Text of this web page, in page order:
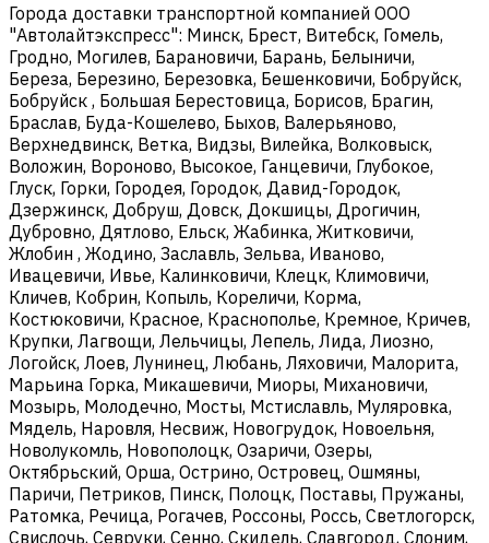
Города доставки транспортной компанией ООО
"Автолайтэкспресс": Минск, Брест, Витебск, Гомель,
Гродно, Могилев, Барановичи, Барань, Белыничи,
Береза, Березино, Березовка, Бешенковичи, Бобруйск,
Бобруйск , Большая Берестовица, Борисов, Брагин,
Браслав, Буда-Кошелево, Быхов, Валерьяново,
Верхнедвинск, Ветка, Видзы, Вилейка, Волковыск,
Воложин, Вороново, Высокое, Ганцевичи, Глубокое,
Глуск, Горки, Городея, Городок, Давид-Городок,
Дзержинск, Добруш, Довск, Докшицы, Дрогичин,
Дубровно, Дятлово, Ельск, Жабинка, Житковичи,
Жлобин , Жодино, Заславль, Зельва, Иваново,
Ивацевичи, Ивье, Калинковичи, Клецк, Климовичи,
Кличев, Кобрин, Копыль, Кореличи, Корма,
Костюковичи, Красное, Краснополье, Кремное, Кричев,
Крупки, Лагвощи, Лельчицы, Лепель, Лида, Лиозно,
Логойск, Лоев, Лунинец, Любань, Ляховичи, Малорита,
Марьина Горка, Микашевичи, Миоры, Михановичи,
Мозырь, Молодечно, Мосты, Мстиславль, Муляровка,
Мядель, Наровля, Несвиж, Новогрудок, Новоельня,
Новолукомль, Новополоцк, Озаричи, Озеры,
Октябрьский, Орша, Острино, Островец, Ошмяны,
Паричи, Петриков, Пинск, Полоцк, Поставы, Пружаны,
Ратомка, Речица, Рогачев, Россоны, Россь, Светлогорск,
Свислочь, Севруки, Сенно, Скидель, Славгород, Слоним,